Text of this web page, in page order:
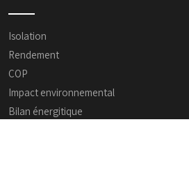
Isolation
Rendement
COP
Impact environnemental
Bilan énergitique